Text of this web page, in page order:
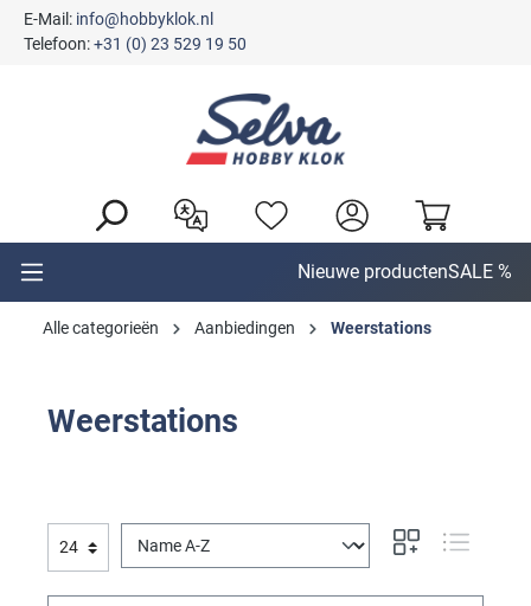
E-Mail: info@hobbyklok.nl
Telefoon:+31 (0) 23 529 19 50
Nieuwe productenSALE %
Alle categorieën Aanbiedingen Weerstations
Weerstations